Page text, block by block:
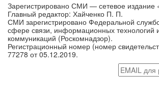
Зарегистрировано СМИ — сетевое
Главный редактор: Хайченко П. П.
СМИ зарегистрировано Федеральной
сфере связи, информационных технологий
коммуникаций (Роскомнадзор).
Регистрационный номер (номер
77278 от 05.12.2019.